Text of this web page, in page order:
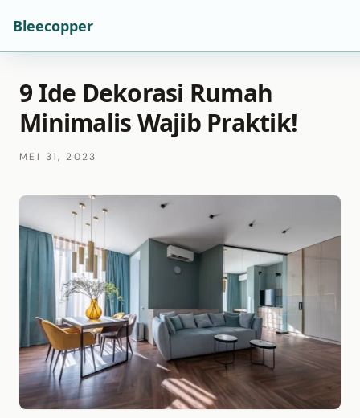
Bleecopper
9 Ide Dekorasi Rumah
Minimalis Wajib Praktik!
MEI 31, 2023